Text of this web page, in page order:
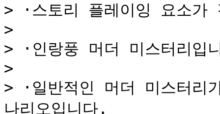
> ·스토리 플레이잉 요소가
>
> ·인랑풍 머더 미스터리입
>
> ·일반적인 머더 미스터
나리오입니다.